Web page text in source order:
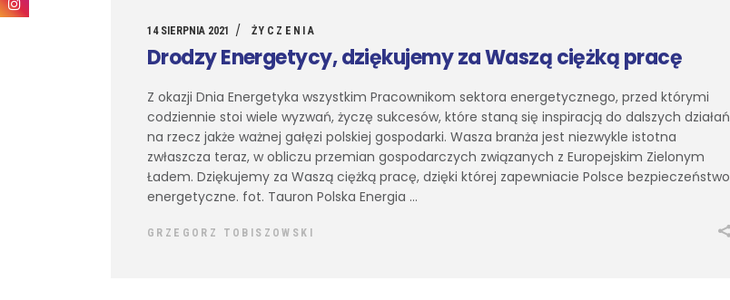
14 SIERPNIA 2021 ŻYCZENIA
Drodzy Energetycy, dziękujemy za Waszą ciężką pracę
Z okazji Dnia Energetyka wszystkim Pracownikom sektora energetycznego, przed którymi
codziennie stoi wiele wyzwań, życzę sukcesów, które staną się inspiracją do dalszych działań
na rzecz jakże ważnej gałęzi polskiej gospodarki. Wasza branża jest niezwykle istotna
zwłaszcza teraz, w obliczu przemian gospodarczych związanych z Europejskim Zielonym
Ładem. Dziękujemy za Waszą ciężką pracę, dzięki której zapewniacie Polsce bezpieczeństwo
energetyczne. fot. Tauron Polska Energia
GRZEGORZ TOBISZOWSKI